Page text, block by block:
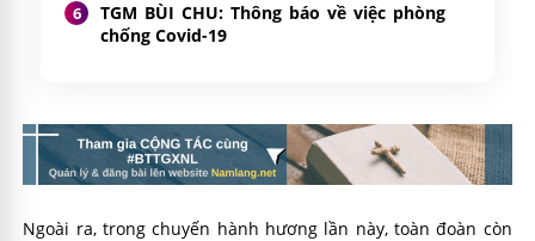
TGM BÙI CHU: Thông báo về việc phòng
chống Covid-19
Ngoài ra, trong chuyến hành hương lần này, toàn đoàn còn